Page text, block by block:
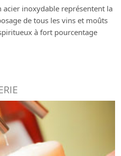
acier inoxydable représentent la
de tous les vins et moûts
à fort pourcentage